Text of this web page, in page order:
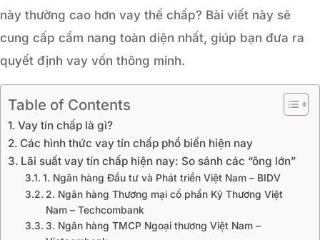
này thường cao hơn vay thế chấp? Bài viết này sẽ
cung cấp cẩm nang toàn diện nhất, giúp bạn đưa ra
quyết định vay vốn thông minh.
Table of Contents
Vay tín chấp là gì?
Các hình thức vay tín chấp phổ biến hiện nay
Lãi suất vay tín chấp hiện nay: So sánh các “ông lớn”
1. Ngân hàng Đầu tư và Phát triển Việt Nam – BIDV
2. Ngân hàng Thương mại cổ phần Kỹ Thương Việt
Nam – Techcombank
3. Ngân hàng TMCP Ngoại thương Việt Nam –